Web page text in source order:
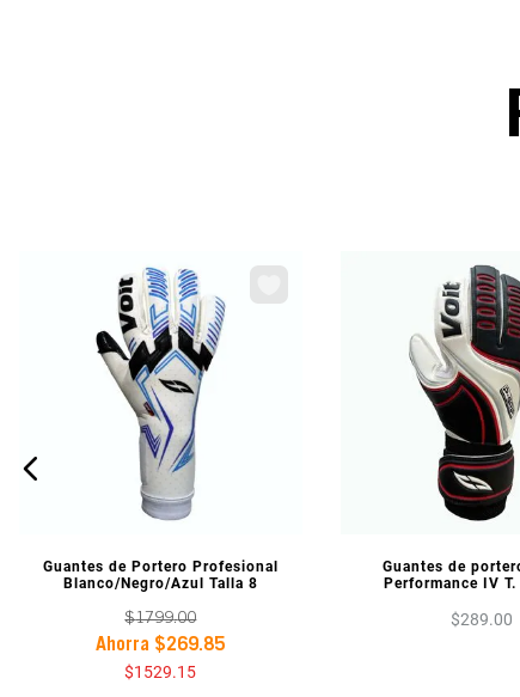
VISTA PREVIA
Guantes de Portero Profesional
Blanco/Negro/Azul Talla 8
$1799.00
Ahorra $269.85
$1529.15
VISTA
Guantes de
Performance IV T.
$289.00